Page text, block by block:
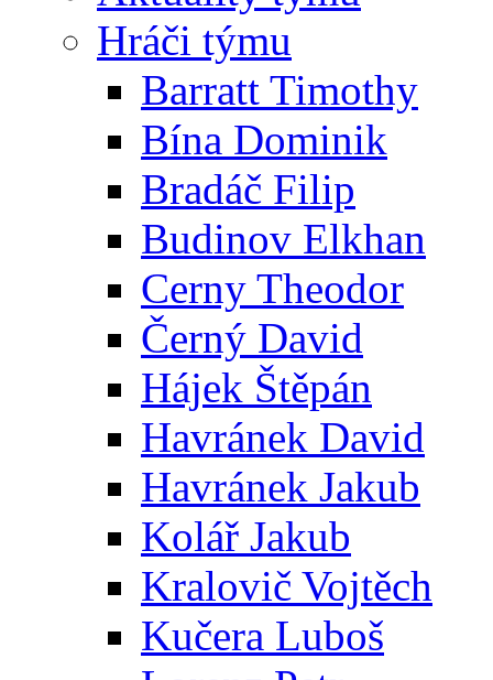
Hráči týmu
Barratt Timothy
Bína Dominik
Bradáč Filip
Budinov Elkhan
Cerny Theodor
Černý David
Hájek Štěpán
Havránek David
Havránek Jakub
Kolář Jakub
Kralovič Vojtěch
Kučera Luboš